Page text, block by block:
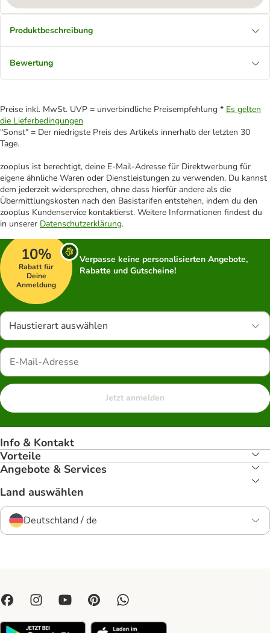
Produktbeschreibung
Bewertung
Preise inkl. MwSt. UVP = unverbindliche Preisempfehlung * Es gelten
die Lieferbedingungen
"Sonst" = Der niedrigste Preis des Artikels innerhalb der letzten 30
Tage.
zooplus ist berechtigt, deine E-Mail-Adresse für Direktwerbung für
eigene ähnliche Waren oder Dienstleistungen zu verwenden. Du kannst
dem jederzeit widersprechen, ohne dass hierfür andere als die
Übermittlungskosten nach den Basistarifen entstehen, indem du den
zooplus Kundenservice kontaktierst. Weitere Informationen findest du
in unserer Datenschutzerklärung.
10%
Rabatt für
Deine
Anmeldung
Verpasse keine personalisierten Angebote,
Rabatte und Gutscheine!
Haustierart auswählen
Jetzt anmelden
Info & Kontakt
Vorteile
Angebote & Services
Land auswählen
Deutschland / de